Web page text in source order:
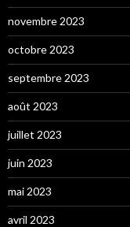
novembre 2023
octobre 2023
septembre 2023
août 2023
juillet 2023
juin 2023
mai 2023
avril 2023